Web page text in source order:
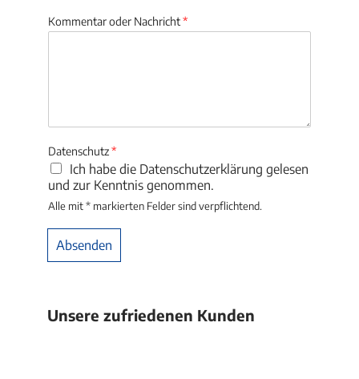
Kommentar oder Nachricht*
Datenschutz*
Ich habe die Datenschutzerklärung gelesen
und zur Kenntnis genommen.
Alle mit * markierten Felder sind verpflichtend.
Absenden
Unsere zufriedenen Kunden